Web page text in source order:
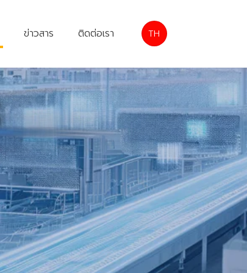
ข่าวสาร ติดต่อเรา TH